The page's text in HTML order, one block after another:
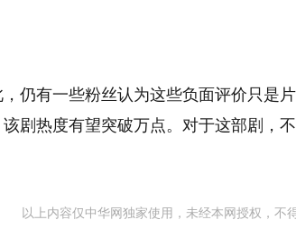
仍有一些粉丝认为这些负面评价只是
剧热度有望突破万点。对于这部剧，
以上内容仅中华网独家使用，未经本网授权，不